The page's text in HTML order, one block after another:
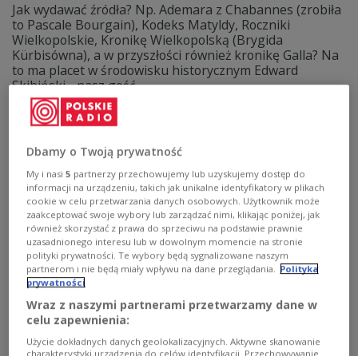
Jak wydawać źródła? Np. Ademara z Chabannes (zrobiła
to Pascale Bourgain), Kodeks Matyldy, Roczniki
Wielkopolskie, Kronikę Wielkopolską (Brygida
Kürbisówna), a w przyszłości również kronikę Galla? Na
to ma placet w środowisku historycznym Edward
Skibiński - nasz gość.
Zobacz więcej na temat:
Smak kultury. O jedzeniu, literaturze i
pamięci
Dbamy o Twoją prywatność
My i nasi5 partnerzy przechowujemy lub uzyskujemy dostęp do
informacji na urządzeniu, takich jak unikalne identyfikatory w plikach
cookie w celu przetwarzania danych osobowych. Użytkownik może
zaakceptować swoje wybory lub zarządzać nimi, klikając poniżej, jak
również skorzystać z prawa do sprzeciwu na podstawie prawnie
uzasadnionego interesu lub w dowolnym momencie na stronie
polityki prywatności. Te wybory będą sygnalizowane naszym
partnerom i nie będą miały wpływu na dane przeglądania. Polityka
prywatności
Wraz z naszymi partnerami przetwarzamy dane w
celu zapewnienia:
Użycie dokładnych danych geolokalizacyjnych. Aktywne skanowanie
charakterystyki urządzenia do celów identyfikacji. Przechowywanie